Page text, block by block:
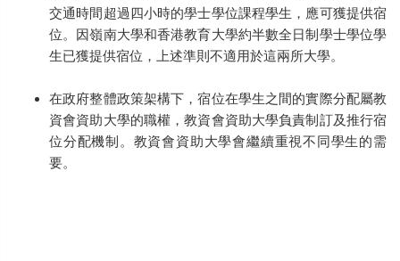
交通時間超過四小時的學士學位課程學生，應可獲提供宿
位。因嶺南大學和香港教育大學約半數全日制學士學位學
生已獲提供宿位，上述準則不適用於這兩所大學。
在政府整體政策架構下，宿位在學生之間的實際分配屬教
資會資助大學的職權，教資會資助大學負責制訂及推行宿
位分配機制。教資會資助大學會繼續重視不同學生的需
要。